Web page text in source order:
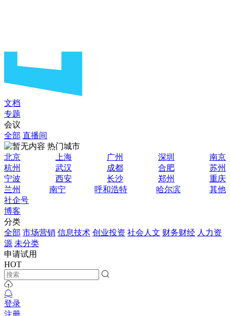
文档
专题
会议
全部 直播间
热门城市
北京
上海 广州 深圳
南京
杭州
武汉 成都 合肥
苏州
宁波
西安 长沙 郑州
重庆
兰州
南宁 呼和浩特 哈尔滨
其他
社企号
博客
分类
全部 市场营销 信息技术 创业投资 社会人文 财务财经 人力资
源 未分类
申请试用
HOT
登录